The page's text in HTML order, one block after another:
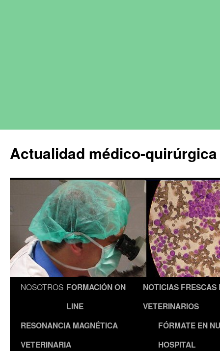
Actualidad médico-
NOSOTROS FORMACIÓN ON
LINE
NOTICIAS FRESCAS
VETERINARIOS
RESONANCIA MAGNÉTICA
VETERINARIA
FÓRMATE EN
HOSPITAL